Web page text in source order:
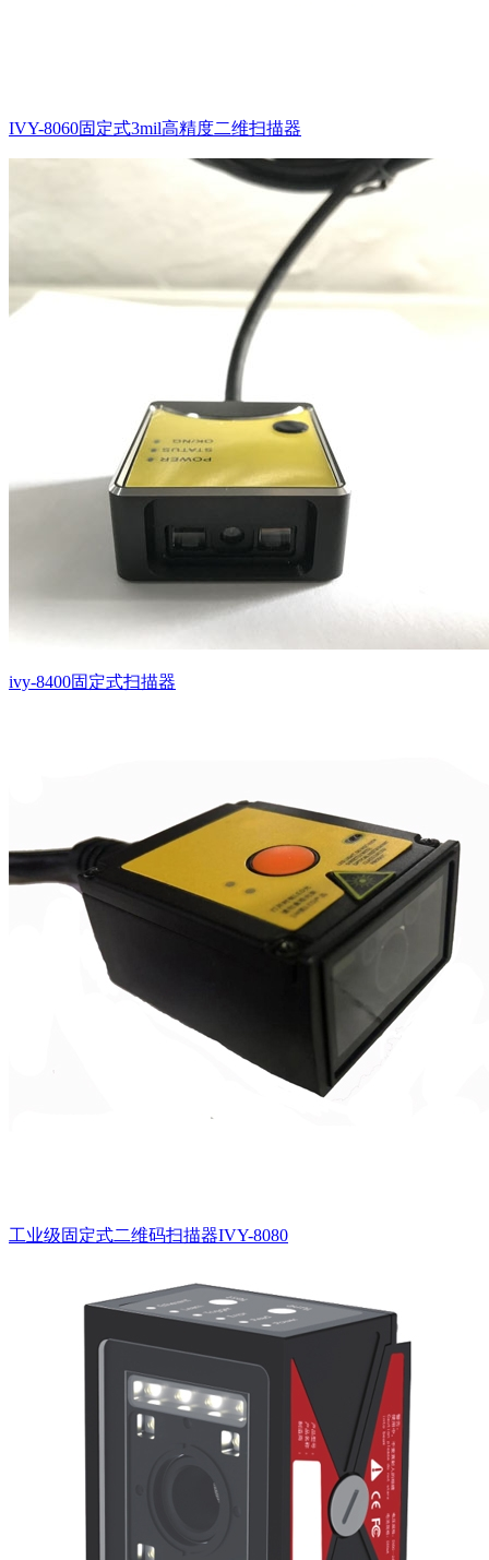
IVY-8060固定式3mil高精度二维扫描器
ivy-8400固定式扫描器
工业级固定式二维码扫描器IVY-8080